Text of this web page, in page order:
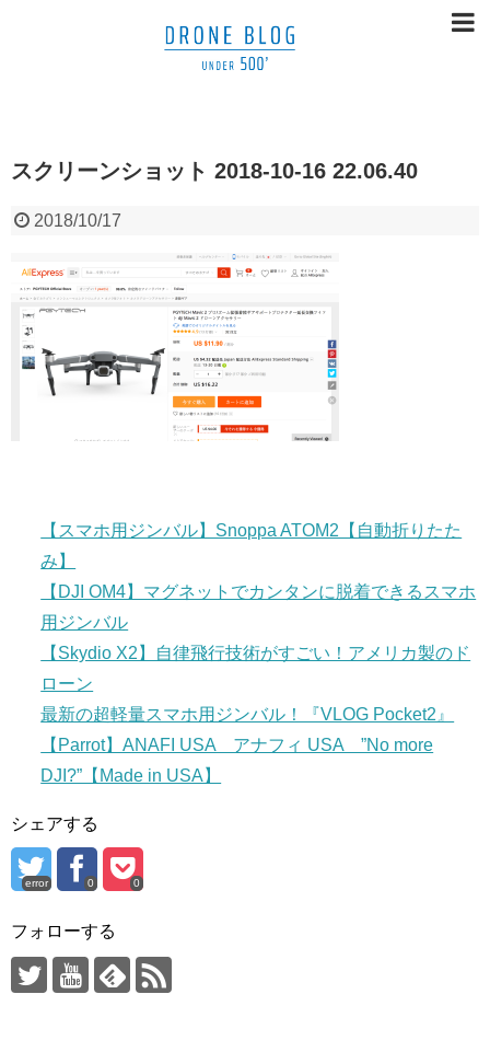
スクリーンショット 2018-10-16 22.06.40
2018/10/17
【スマホ用ジンバル】Snoppa ATOM2【自動折りたた
み】
【DJI OM4】マグネットでカンタンに脱着できるスマホ
用ジンバル
【Skydio X2】自律飛行技術がすごい！アメリカ製のド
ローン
最新の超軽量スマホ用ジンバル！『VLOG Pocket2』
【Parrot】ANAFI USA アナフィ USA ”No more
DJI?”【Made in USA】
シェアする
error 0 0
フォローする